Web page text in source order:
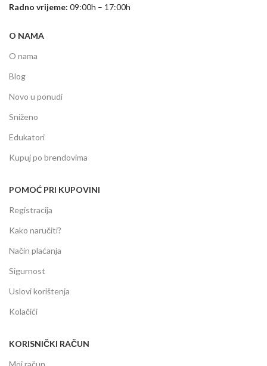
Radno vrijeme: 09:00h – 17:00h
O NAMA
O nama
Blog
Novo u ponudi
Sniženo
Edukatori
Kupuj po brendovima
POMOĆ PRI KUPOVINI
Registracija
Kako naručiti?
Način plaćanja
Sigurnost
Uslovi korištenja
Kolačići
KORISNIČKI RAČUN
Moj račun